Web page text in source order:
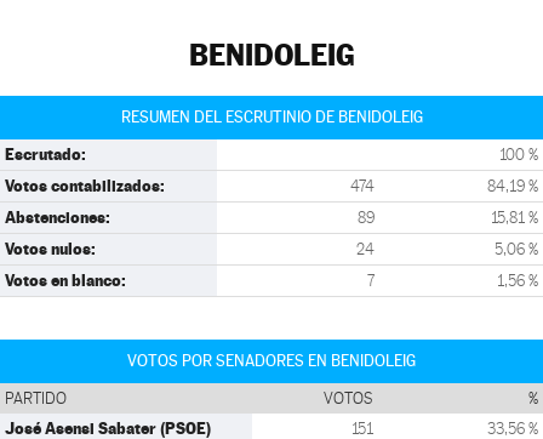
BENIDOLEIG
RESUMEN DEL ESCRUTINIO DE BENIDOLEIG
Escrutado: 100 %
Votos contabilizados: 474 84,19 %
Abstenciones: 89 15,81 %
Votos nulos: 24 5,06 %
Votos en blanco: 7 1,56 %
VOTOS POR SENADORES EN BENIDOLEIG
PARTIDO VOTOS %
José Asensi Sabater (PSOE) 151 33,56 %